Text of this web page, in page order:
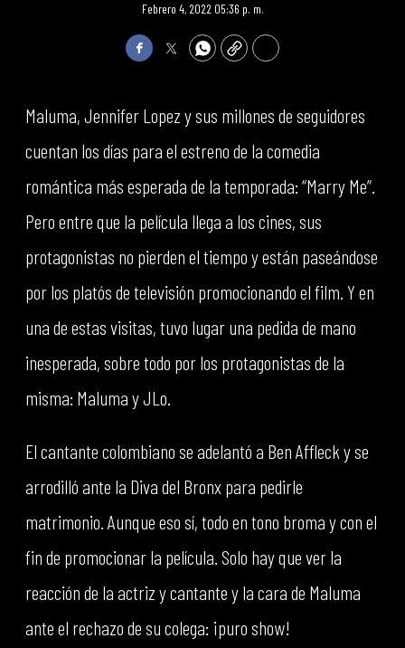
Febrero 4, 2022 05:36 p. m.
FacebookTwitterWhatsApp
Copy Print
Maluma, Jennifer Lopez y sus millones de seguidores
cuentan los días para el estreno de la comedia
romántica más esperada de la temporada: “Marry Me”.
Pero entre que la película llega a los cines, sus
protagonistas no pierden el tiempo y están paseándose
por los platós de televisión promocionando el film. Y en
una de estas visitas, tuvo lugar una pedida de mano
inesperada, sobre todo por los protagonistas de la
misma: Maluma y JLo.
El cantante colombiano se adelantó a Ben Affleck y se
arrodilló ante la Diva del Bronx para pedirle
matrimonio. Aunque eso sí, todo en tono broma y con el
fin de promocionar la película. Solo hay que ver la
reacción de la actriz y cantante y la cara de Maluma
ante el rechazo de su colega: ¡puro show!